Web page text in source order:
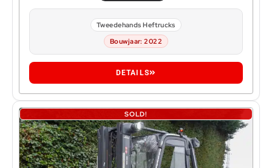
Tweedehands Heftrucks
Bouwjaar: 2022
DETAILS
SOLD!